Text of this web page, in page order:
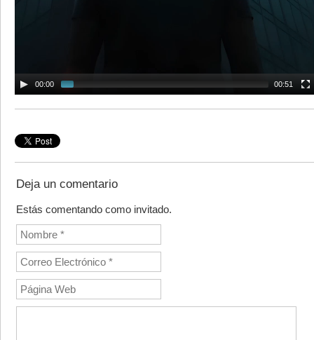
00:00 00:51
Deja un comentario
Estás comentando como invitado.